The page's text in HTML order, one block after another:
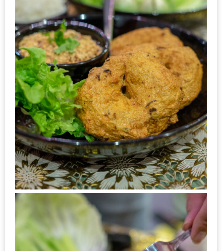
ติดต่อ
น้า
อ้วน
น้า
อ้วน
ชวน
คุย
นโยบาย
ความ
เป็น
ส่วน
ตัว
นโยบาย
ความ
เป็น
ส่วน